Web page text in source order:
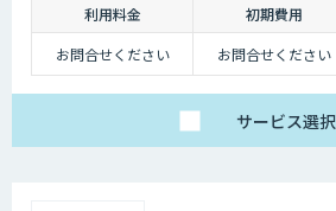
利用料金 初期費用
お問合せください
お問合せください
サービス選択